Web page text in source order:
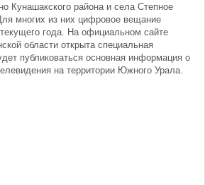
Кунашакского района и села Степное
многих из них цифровое вещание
года. На официальном сайте
области открыта специальная
публиковаться основная информация о
на территории Южного Урала.